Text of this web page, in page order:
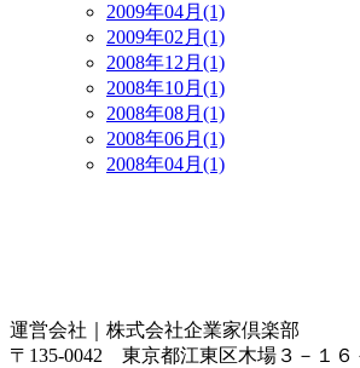
2009年04月(1)
2009年02月(1)
2008年12月(1)
2008年10月(1)
2008年08月(1)
2008年06月(1)
2008年04月(1)
運営会社｜ 株式会社企業家倶楽部
〒135-0042 東京都江東区木場３－１６